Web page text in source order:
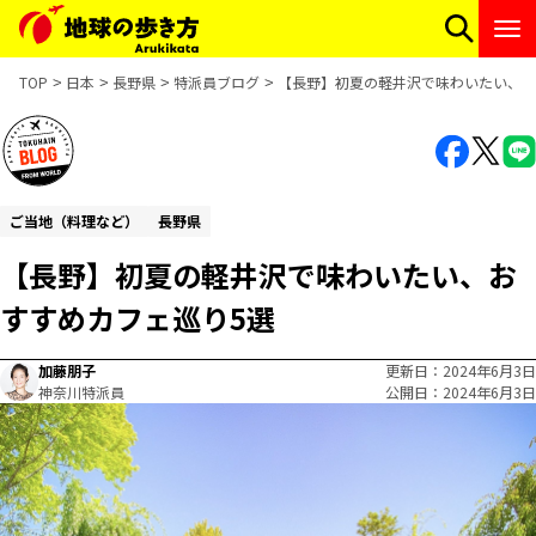
TOP 日本 長野県 特派員ブログ 【長野】初夏の軽井沢で味わいたい、
ご当地（料理など） 長野県
【長野】初夏の軽井沢で味わいたい、お
すすめカフェ巡り5選
加藤朋子
神奈川特派員
更新日
2024年6月3日
公開日
2024年6月3日